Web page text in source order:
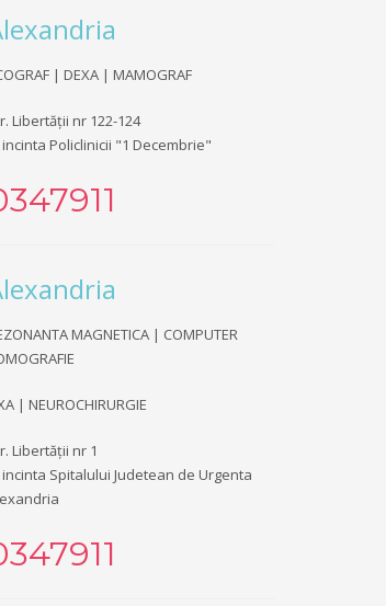
| DEXA | MAMOGRAF
Libertății nr 122-124
Policlinicii "1 Decembrie"
MAGNETICA | COMPUTER
| NEUROCHIRURGIE
Libertății nr 1
Spitalului Judetean de Urgenta